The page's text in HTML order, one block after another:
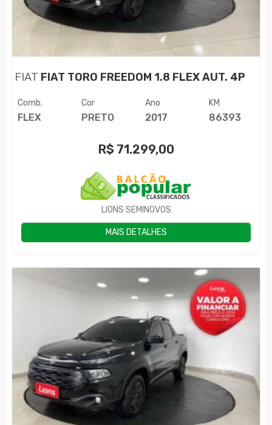
FIAT FIAT TORO FREEDOM 1.8 FLEX AUT. 4P
Comb.
FLEX
Cor
PRETO
Ano
2017
KM
86393
R$ 71.299,00
LIONS SEMINOVOS
MAIS DETALHES